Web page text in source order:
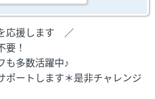
応援します ／
要！
も多数活躍中♪
ポートします＊是非チャレンジ